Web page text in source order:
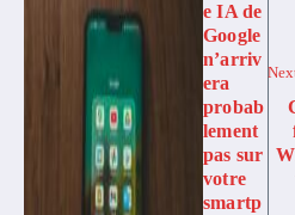
e IA de
Google
n’arriv
era
probab
lement
pas sur
votre
smartp